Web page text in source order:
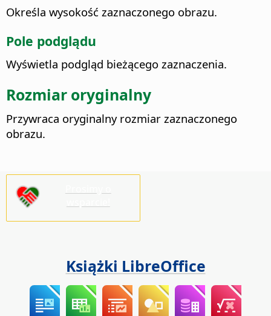
Określa wysokość zaznaczonego obrazu.
Pole podglądu
Wyświetla podgląd bieżącego zaznaczenia.
Rozmiar oryginalny
Przywraca oryginalny rozmiar zaznaczonego
obrazu.
Książki LibreOffice